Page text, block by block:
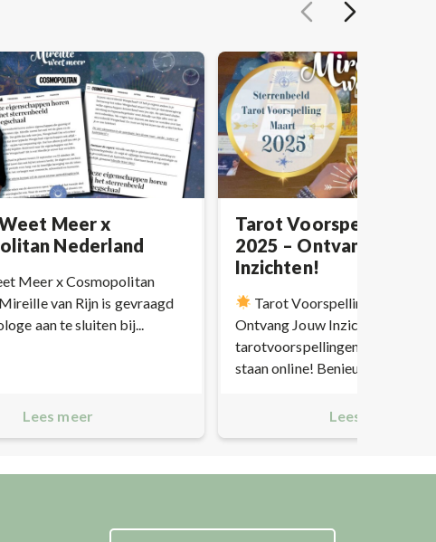
Meer x
Nederland
Meer x Cosmopolitan
van Rijn is gevraagd
aan te sluiten bij...
Lees meer
Tarot Voorspellingen
2025 – Ontvang Jouw
Inzichten!
Tarot Voorspellingen Maart
Ontvang Jouw Inzichten!
tarotvoorspellingen voor maart
staan online! Benieuwd...
Lees meer